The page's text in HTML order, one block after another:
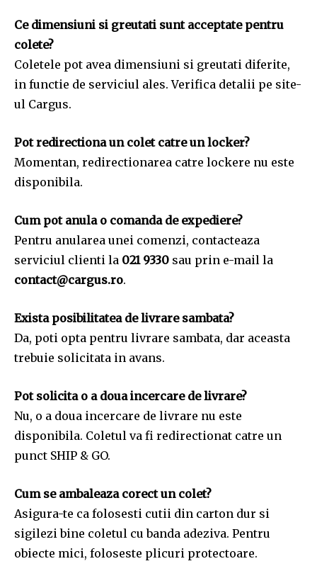
Ce dimensiuni si greutati sunt acceptate pentru
colete?
Coletele pot avea dimensiuni si greutati diferite,
in functie de serviciul ales. Verifica detalii pe site-
ul Cargus.
Pot redirectiona un colet catre un locker?
Momentan, redirectionarea catre lockere nu este
disponibila.
Cum pot anula o comanda de expediere?
Pentru anularea unei comenzi, contacteaza
serviciul clienti la 021 9330 sau prin e-mail la
contact@cargus.ro.
Exista posibilitatea de livrare sambata?
Da, poti opta pentru livrare sambata, dar aceasta
trebuie solicitata in avans.
Pot solicita o a doua incercare de livrare?
Nu, o a doua incercare de livrare nu este
disponibila. Coletul va fi redirectionat catre un
punct SHIP & GO.
Cum se ambaleaza corect un colet?
Asigura-te ca folosesti cutii din carton dur si
sigilezi bine coletul cu banda adeziva. Pentru
obiecte mici, foloseste plicuri protectoare.